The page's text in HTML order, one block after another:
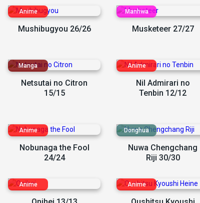
Mushibugyou 26/26 Musketeer 27/27
Netsutai no Citron
15/15
Nil Admirari no
Tenbin 12/12
Nobunaga the Fool
24/24
Nuwa Chengchang
Riji 30/30